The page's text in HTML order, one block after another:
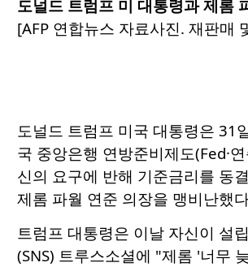
도널드 트럼프 미 대통령과 제롬
[AFP 연합뉴스 자료사진. 재판매
도널드 트럼프 미국 대통령은 31
국 중앙은행 연방준비제도(Fed·
신의 요구에 반해 기준금리를 동
제롬 파월 연준 의장을 맹비난했
트럼프 대통령은 이날 자신이 설
(SNS) 트루스소셜에 "제롬 '너무